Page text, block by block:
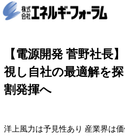
【電源開発 菅野社長
視し自社の最適解を
割発揮へ
洋上風力は予見性あり 産業界は